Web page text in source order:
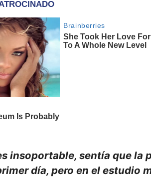
insoportable, sentía que la
día, pero en el estudio